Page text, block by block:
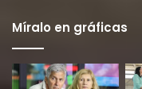
Míralo en gráficas